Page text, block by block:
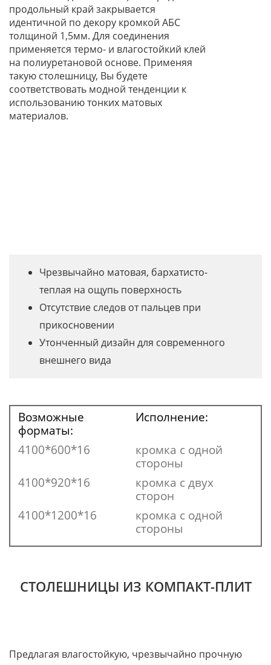
продольный край закрывается
идентичной по декору кромкой АБС
толщиной 1,5мм. Для соединения
применяется термо- и влагостойкий клей
на полиуретановой основе. Применяя
такую столешницу, Вы будете
соответствовать модной тенденции к
использованию тонких матовых
материалов.
Чрезвычайно матовая, бархатисто-
теплая на ощупь поверхность
Отсутствие следов от пальцев при
прикосновении
Утонченный дизайн для современного
внешнего вида
Возможные
форматы:
Исполнение:
4100*600*16
кромка с одной
стороны
4100*920*16
кромка с двух
сторон
4100*1200*16
кромка с одной
стороны
СТОЛЕШНИЦЫ ИЗ КОМПАКТ-ПЛИТ
Предлагая влагостойкую, чрезвычайно прочную